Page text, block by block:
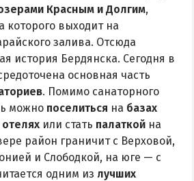
Красным и Долгим,
которого выходит на
залива. Отсюда
история Бердянска. Сегодня в
основная часть
. Помимо санаторного
можно поселиться на базах
отелях или стать палаткой на
район граничит с Верховой,
и Слободкой, на юге — с
одним из лучших